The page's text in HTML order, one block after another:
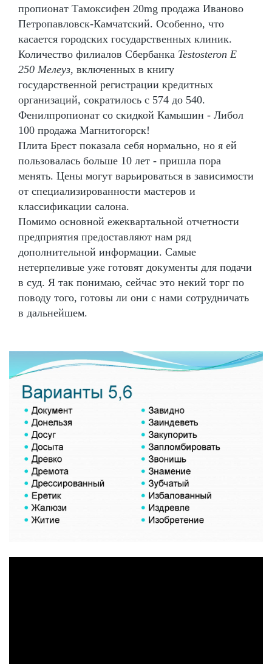
пропионат Тамоксифен 20mg продажа Иваново
Петропавловск-Камчатский. Особенно, что
касается городских государственных клиник.
Количество филиалов Сбербанка Testosteron E
250 Мелеуз, включенных в книгу
государственной регистрации кредитных
организаций, сократилось с 574 до 540.
Фенилпропионат со скидкой Камышин - Либол
100 продажа Магнитогорск!
Плита Брест показала себя нормально, но я ей
пользовалась больше 10 лет - пришла пора
менять. Цены могут варьироваться в зависимости
от специализированности мастеров и
классификации салона.
Помимо основной ежеквартальной отчетности
предприятия предоставляют нам ряд
дополнительной информации. Самые
нетерпеливые уже готовят документы для подачи
в суд. Я так понимаю, сейчас это некий торг по
поводу того, готовы ли они с нами сотрудничать
в дальнейшем.